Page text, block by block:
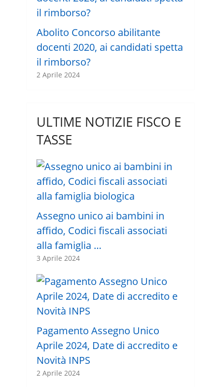
Abolito Concorso abilitante
docenti 2020, ai candidati spetta
il rimborso?
2 Aprile 2024
ULTIME NOTIZIE FISCO E
TASSE
Assegno unico ai bambini in
affido, Codici fiscali associati
alla famiglia …
3 Aprile 2024
Pagamento Assegno Unico
Aprile 2024, Date di accredito e
Novità INPS
2 Aprile 2024